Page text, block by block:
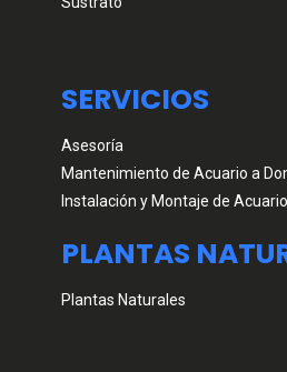
SERVICIOS
Asesoría
Mantenimiento de Acuario a
Instalación y Montaje de Acuario
PLANTAS
Plantas Naturales